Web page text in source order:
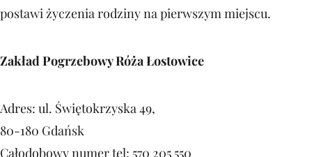
postawi życzenia rodziny na pierwszym miejscu.
Zakład Pogrzebowy Róża Łostowice
Adres: ul. Świętokrzyska 49,
80-180 Gdańsk
Całodobowy numer tel: 570 205 550